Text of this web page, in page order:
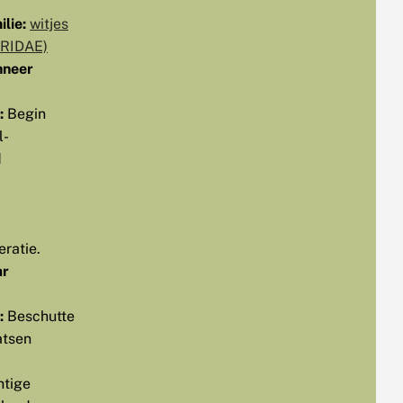
witjes
Begin
Beschutte